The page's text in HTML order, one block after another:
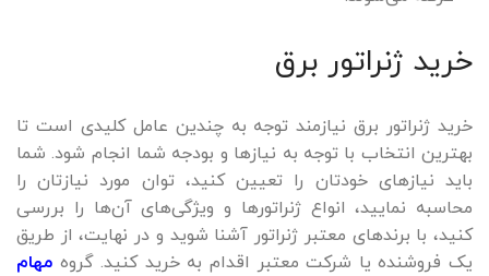
خرید ژنراتور برق
خرید ژنراتور برق نیازمند توجه به چندین عامل کلیدی است تا
بهترین انتخاب با توجه به نیازها و بودجه شما انجام شود. شما
باید نیازهای خودتان را تعیین کنید، توان مورد نیازتان را
محاسبه نمایید، انواع ژنراتورها و ویژگی‌های آن‌ها را بررسی
کنید، با برندهای معتبر ژنراتور آشنا شوید و در نهایت، از طریق
یک فروشنده یا شرکت معتبر اقدام به خرید کنید. گروه مهام